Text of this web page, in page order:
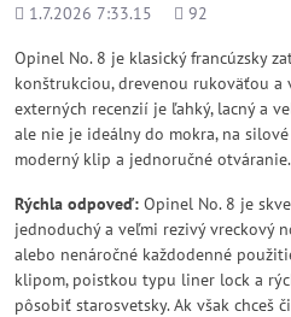
Pridané
1.7.2026 7:33.15
Počet
92
Opinel No. 8 je klasický francúzsky
konštrukciou, drevenou rukoväťou a
externých recenzií je ľahký, lacný a
ale nie je ideálny do mokra, na
moderný klip a jednoručné otváranie.
Rýchla odpoveď: Opinel No. 8 je
jednoduchý a veľmi rezivý vreckový
alebo nenáročné každodenné
klipom, poistkou typu liner lock a
pôsobiť starosvetsky. Ak však chceš